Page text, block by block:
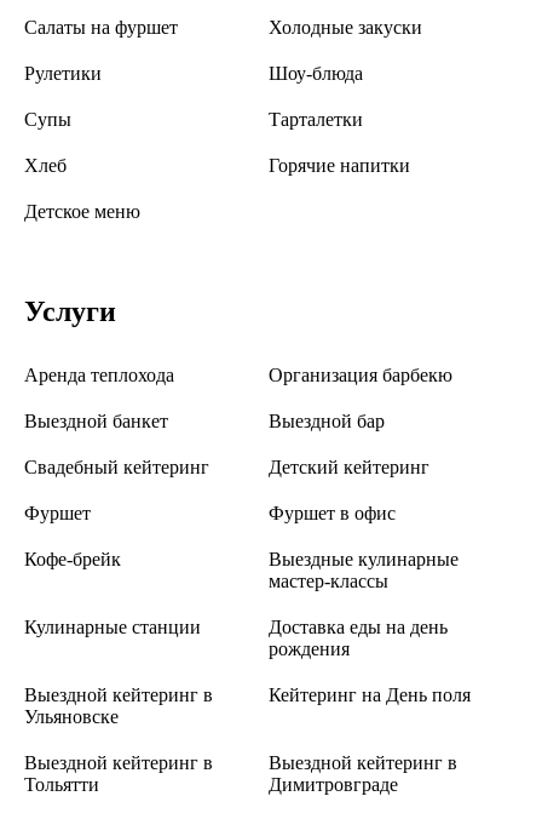
Салаты на фуршет Холодные закуски
Рулетики Шоу-блюда
Супы Тарталетки
Хлеб Горячие напитки
Детское меню
Услуги
Аренда теплохода Организация барбекю
Выездной банкет Выездной бар
Свадебный кейтеринг Детский кейтеринг
Фуршет Фуршет в офис
Кофе-брейк
Выездные кулинарные
мастер-классы
Кулинарные станции
Доставка еды на день
рождения
Выездной кейтеринг в
Ульяновске
Кейтеринг на День поля
Выездной кейтеринг в
Тольятти
Выездной кейтеринг в
Димитровграде